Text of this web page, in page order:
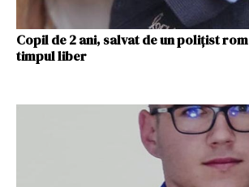
Copil de 2 ani, salvat de un polițist
timpul liber